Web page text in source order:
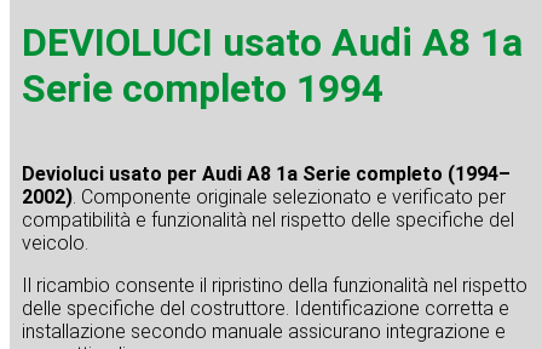
DEVIOLUCI usato Audi A8 1a
Serie completo 1994
Devioluci usato per Audi A8 1a Serie completo (1994–
2002). Componente originale selezionato e verificato per
compatibilità e funzionalità nel rispetto delle specifiche del
veicolo.
Il ricambio consente il ripristino della funzionalità nel rispetto
delle specifiche del costruttore. Identificazione corretta e
installazione secondo manuale assicurano integrazione e